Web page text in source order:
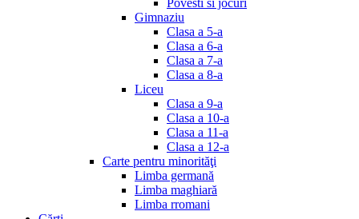
Povesti si jocuri
Gimnaziu
Clasa a 5-a
Clasa a 6-a
Clasa a 7-a
Clasa a 8-a
Liceu
Clasa a 9-a
Clasa a 10-a
Clasa a 11-a
Clasa a 12-a
Carte pentru minorităţi
Limba germană
Limba maghiară
Limba rromani